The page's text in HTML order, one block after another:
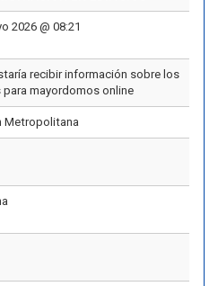
2026 @ 08:21
recibir información sobre los
para mayordomos online
Metropolitana